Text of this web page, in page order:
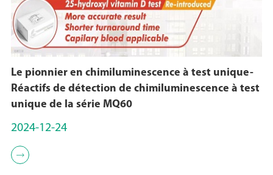
Le pionnier en chimiluminescence à test unique-
Réactifs de détection de chimiluminescence à test
unique de la série MQ60
2024-12-24
